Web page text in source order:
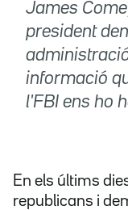
James
president
informació
l'FBI ens ho
En els últims
republicans i